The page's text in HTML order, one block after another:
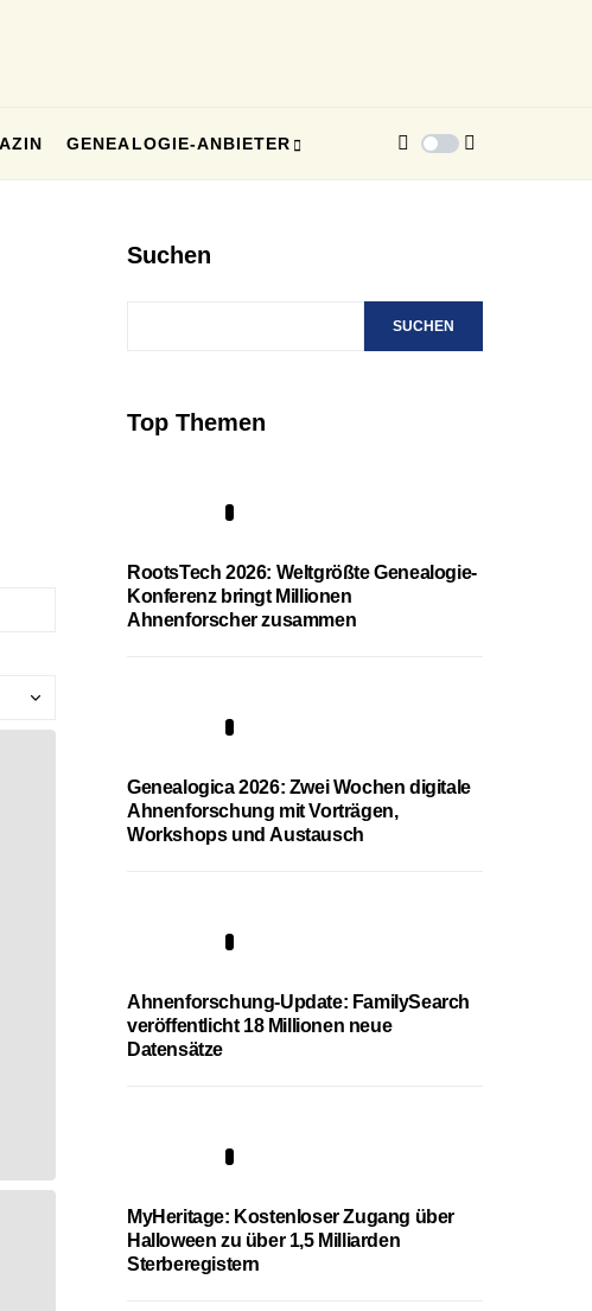
GENEALOGIE-ANBIETER
Suchen
SUCHEN
Top Themen
RootsTech 2026: Weltgrößte Genealogie-
Konferenz bringt Millionen
Ahnenforscher zusammen
Genealogica 2026: Zwei Wochen digitale
Ahnenforschung mit Vorträgen,
Workshops und Austausch
Ahnenforschung-Update: FamilySearch
veröffentlicht 18 Millionen neue
Datensätze
MyHeritage: Kostenloser Zugang über
Halloween zu über 1,5 Milliarden
Sterberegistern